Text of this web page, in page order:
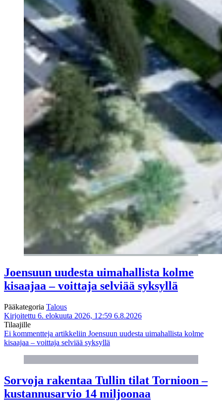
Joensuun uudesta uimahallista kolme
kisaajaa – voittaja selviää syksyllä
Pääkategoria Talous
Kirjoitettu 6. elokuuta 2026, 12:59 6.8.2026
Tilaajille
Ei kommentteja artikkeliin Joensuun uudesta uimahallista kolme
kisaajaa – voittaja selviää syksyllä
Sorvoja rakentaa Tullin tilat Tornioon –
kustannusarvio 14 miljoonaa